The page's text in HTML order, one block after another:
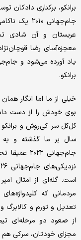
برانکو، برکناری دادکان
جام‌جهانی
معجزه‌آسای رضا
برانکو.
خیلی از ما اما انگار
بوی خودش را از دست
کل‌کل سر کی‌روش و برانکو
سال بر ما گذشته و
است. گله‌ای از امثال
مردمانی که
تعدیل و تورم و کالابرگ
از صعود دو مرحله‌ای
مجزای خودتان، سرکی هم